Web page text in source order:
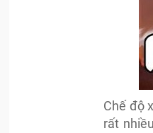
Chế độ
rất